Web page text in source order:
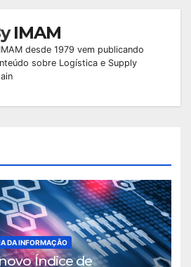
IMAM
desde 1979 vem publicando
sobre Logística e Supply
DA INFORMAÇÃO
Índice de